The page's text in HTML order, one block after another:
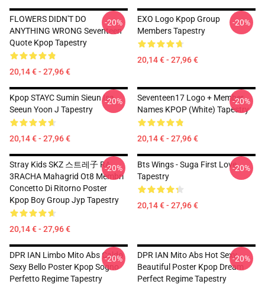
FLOWERS DIDN'T DO
ANYTHING WRONG Seventeen
Quote Kpop Tapestry
20,14 € - 27,96 €
-20%
EXO Logo Kpop Group
Members Tapestry
20,14 € - 27,96 €
-20%
Kpop STAYC Sumin Sieun Isa
Seeun Yoon J Tapestry
20,14 € - 27,96 €
-20%
Seventeen17 Logo + Member
Names KPOP (White) Tapestry
20,14 € - 27,96 €
-20%
Stray Kids SKZ 스트레子 RA
3RACHA Mahagrid Ot8 Membri
Concetto Di Ritorno Poster
Kpop Boy Group Jyp Tapestry
20,14 € - 27,96 €
-20%
Bts Wings - Suga First Love
Tapestry
20,14 € - 27,96 €
-20%
DPR IAN Limbo Mito Abs Caldo
Sexy Bello Poster Kpop Sogno
Perfetto Regime Tapestry
-20%
DPR IAN Mito Abs Hot Sexy
Beautiful Poster Kpop Dream
Perfect Regime Tapestry
-20%